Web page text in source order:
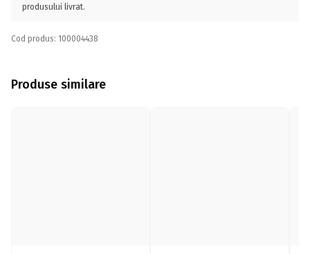
produsului livrat.
Cod produs: 100004438
Produse similare